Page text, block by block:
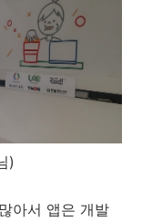
)
아서 앱은 개발